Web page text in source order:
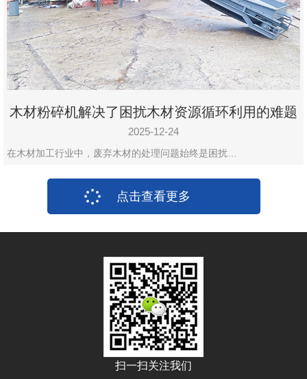
木材粉碎机解决了困扰木材资源循环利用的难题
2025-12-24
在木材加工行业中，废弃木材的处理问题始终是困扰…
点击查看更多
扫一扫关注我们